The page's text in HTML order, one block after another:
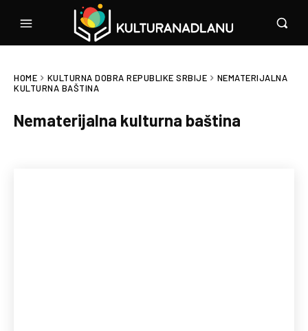
HOME KULTURNA DOBRA REPUBLIKE SRBIJE
NEMATERIJALNA
KULTURNA BAŠTINA
Nematerijalna kulturna baština